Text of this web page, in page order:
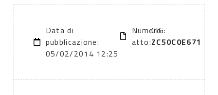
Data di
pubblicazione:
05/02/2014 12:25
Numero
atto:
CIG:
ZC50C0E671